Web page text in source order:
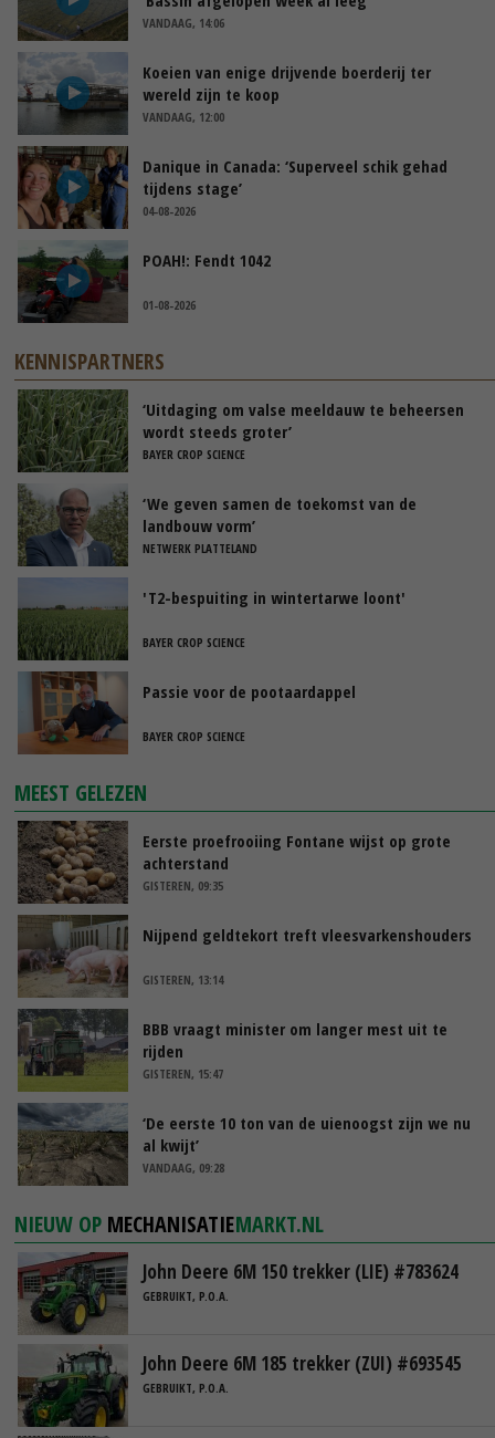
VANDAAG, 14:06
Koeien van enige drijvende boerderij ter
wereld zijn te koop
VANDAAG, 12:00
Danique in Canada: ‘Superveel schik gehad
tijdens stage’
04-08-2026
POAH!: Fendt 1042
01-08-2026
KENNISPARTNERS
‘Uitdaging om valse meeldauw te beheersen
wordt steeds groter’
BAYER CROP SCIENCE
‘We geven samen de toekomst van de
landbouw vorm’
NETWERK PLATTELAND
'T2-bespuiting in wintertarwe loont'
BAYER CROP SCIENCE
Passie voor de pootaardappel
BAYER CROP SCIENCE
MEEST GELEZEN
Eerste proefrooiing Fontane wijst op grote
achterstand
GISTEREN, 09:35
Nijpend geldtekort treft vleesvarkenshouders
GISTEREN, 13:14
BBB vraagt minister om langer mest uit te
rijden
GISTEREN, 15:47
‘De eerste 10 ton van de uienoogst zijn we nu
al kwijt’
VANDAAG, 09:28
NIEUW OP MECHANISATIEMARKT.NL
John Deere 6M 150 trekker (LIE) #783624
GEBRUIKT, P.O.A.
John Deere 6M 185 trekker (ZUI) #693545
GEBRUIKT, P.O.A.